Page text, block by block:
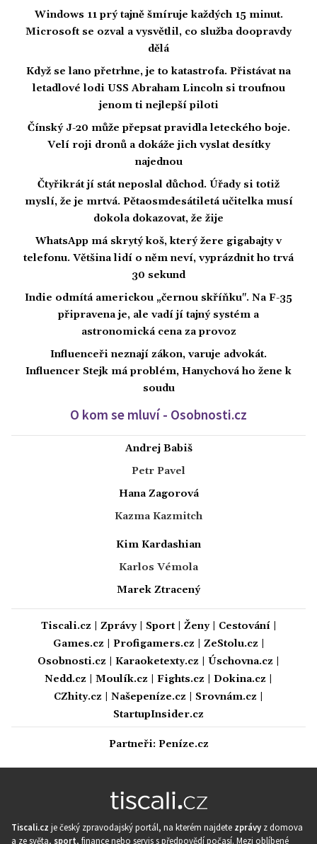
Windows 11 prý tajně šmíruje každých 15 minut.
Microsoft se ozval a vysvětlil, co služba doopravdy
dělá
Když se lano přetrhne, je to katastrofa. Přistávat na
letadlové lodi USS Abraham Lincoln si troufnou
jenom ti nejlepší piloti
Čínský J-20 může přepsat pravidla leteckého boje.
Velí roji dronů a dokáže jich vyslat desítky
najednou
Čtyřikrát jí stát neposlal důchod. Úřady si totiž
myslí, že je mrtvá. Pětaosmdesátiletá učitelka musí
dokola dokazovat, že žije
WhatsApp má skrytý koš, který žere gigabajty v
telefonu. Většina lidí o něm neví, vyprázdnit ho trvá
30 sekund
Indie odmítá americkou „černou skříňku". Na F-35
připravena je, ale vadí jí tajný systém a
astronomická cena za provoz
Influenceři neznají zákon, varuje advokát.
Influencer Stejk má problém, Hanychová ho žene k
soudu
O kom se mluví - Osobnosti.cz
Andrej Babiš
Petr Pavel
Hana Zagorová
Kazma Kazmitch
Kim Kardashian
Karlos Vémola
Marek Ztracený
Tiscali.cz Zprávy| Sport| Ženy| Cestování|
Games.cz
Profigamers.cz ZeStolu.cz
Osobnosti.cz
Karaoketexty.cz Úschovna.cz
Nedd.cz
Moulík.cz Fights.cz Dokina.cz
CZhity.cz
Našepeníze.cz Srovnám.cz
StartupInsider.cz
Partneři: Peníze.cz
Tiscali.cz je český zpravodajský portál, na kterém najdete zprávy z domova
a ze světa, sport, finance nebo servis s předpovědí počasí. Mezi oblíbené